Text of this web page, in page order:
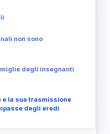
non sono
degli insegnanti
e la sua trasmissione
degli eredi